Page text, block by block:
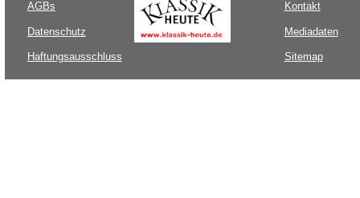
AGBs
Datenschutz
Haftungsausschluss
Kontakt
Mediadaten
Sitemap